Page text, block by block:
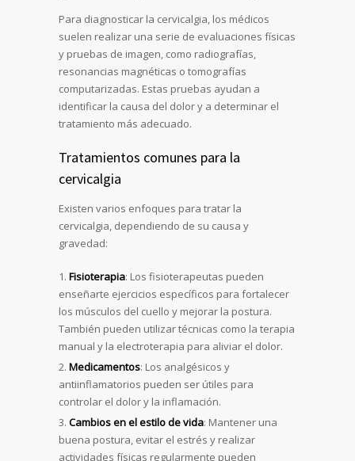
Para diagnosticar la cervicalgia, los médicos
suelen realizar una serie de evaluaciones físicas
y pruebas de imagen, como radiografías,
resonancias magnéticas o tomografías
computarizadas. Estas pruebas ayudan a
identificar la causa del dolor y a determinar el
tratamiento más adecuado.
Tratamientos comunes para la
cervicalgia
Existen varios enfoques para tratar la
cervicalgia, dependiendo de su causa y
gravedad:
Fisioterapia: Los fisioterapeutas pueden
enseñarte ejercicios específicos para fortalecer
los músculos del cuello y mejorar la postura.
También pueden utilizar técnicas como la terapia
manual y la electroterapia para aliviar el dolor.
Medicamentos: Los analgésicos y
antiinflamatorios pueden ser útiles para
controlar el dolor y la inflamación.
Cambios en el estilo de vida: Mantener una
buena postura, evitar el estrés y realizar
actividades físicas regularmente pueden